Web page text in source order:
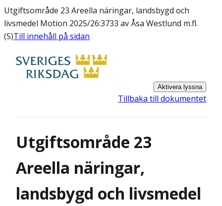
Utgiftsområde 23 Areella näringar, landsbygd och
livsmedel Motion 2025/26:3733 av Åsa Westlund m.fl.
(S)Till innehåll på sidan
Aktivera lyssna
Tillbaka till dokumentet
Utgiftsområde 23
Areella näringar,
landsbygd och livsmedel